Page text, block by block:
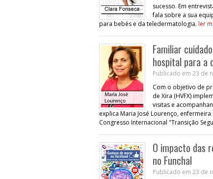
sucesso. Em
fala sobre a sua
para bebés e da teledermatologia. ler
Familiar
hospital para a
Publicado em 23 de
Com o objetivo de
de Xira (HVFX)
visitas e
explica Maria José Lourenço,
Congresso Internacional "Transição
O impacto das
no Funchal
Publicado em 23 de